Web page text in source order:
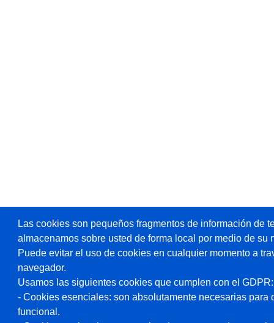
Las cookies son pequeños fragmentos de información de
almacenamos sobre usted de forma local por medio de su
Puede evitar el uso de cookies en cualquier momento a
navegador.
Usamos las siguientes cookies que cumplen con el GDPR:
- Cookies esenciales: son absolutamente necesarias para
funcional.